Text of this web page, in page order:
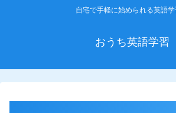
自宅で手軽に始められる英語
おうち英語学習